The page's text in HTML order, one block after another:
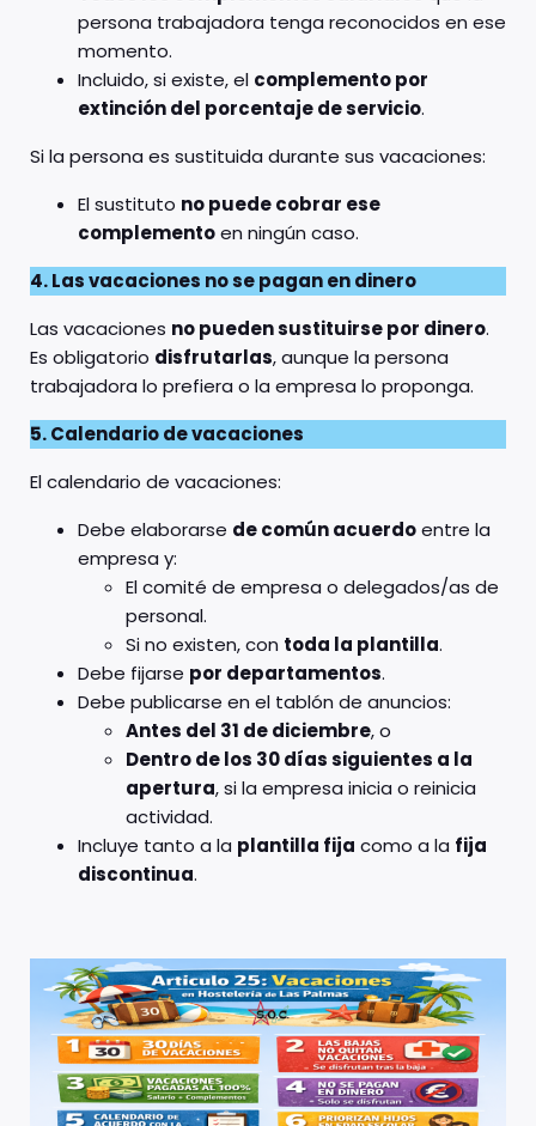
persona trabajadora tenga reconocidos en ese
momento.
Incluido, si existe, el complemento por
extinción del porcentaje de servicio.
Si la persona es sustituida durante sus vacaciones:
El sustituto no puede cobrar ese
complementoen ningún caso.
4. Las vacaciones no se pagan en dinero
Las vacaciones no pueden sustituirse por dinero.
Es obligatorio disfrutarlas, aunque la persona
trabajadora lo prefiera o la empresa lo proponga.
5. Calendario de vacaciones
El calendario de vacaciones:
Debe elaborarse de común acuerdoentre la
empresa y:
El comité de empresa o delegados/as de
personal.
Si no existen, con toda la plantilla.
Debe fijarse por departamentos.
Debe publicarse en el tablón de anuncios:
Antes del 31 de diciembre, o
Dentro de los 30 días siguientes a la
apertura, si la empresa inicia o reinicia
actividad.
Incluye tanto a la plantilla fija como a la fija
discontinua.